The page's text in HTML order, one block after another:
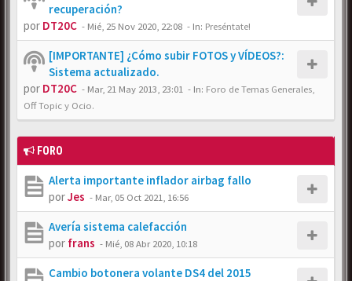
recuperación?
por DT20C - Mié, 25 Nov 2020, 22:08 - In: Preséntate!
[IMPORTANTE] ¿Cómo subir FOTOS y VÍDEOS?:
Sistema actualizado.
por DT20C - Mar, 21 May 2013, 23:01 - In: Foro de Temas Generales,
Off Topic y Ocio.
FORO
Alerta importante inflador airbag fallo
porJes - Mar, 05 Oct 2021, 16:56
Avería sistema calefacción
por frans - Mié, 08 Abr 2020, 10:18
Cambio botonera volante DS4 del 2015